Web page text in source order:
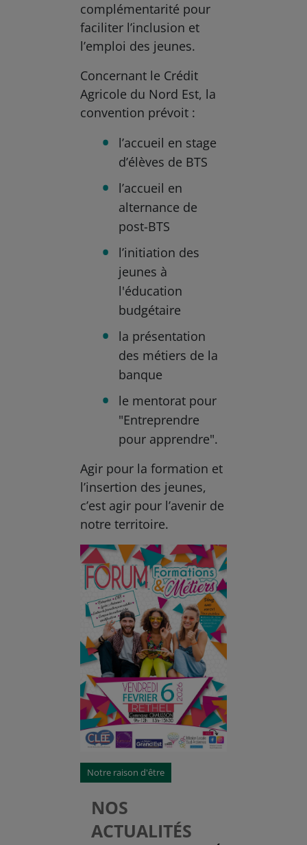
complémentarité pour
faciliter l’inclusion et
l’emploi des jeunes.
Concernant le Crédit
Agricole du Nord Est, la
convention prévoit :
l’accueil en stage
d’élèves de BTS
l’accueil en
alternance de
post-BTS
l’initiation des
jeunes à
l'éducation
budgétaire
la présentation
des métiers de la
banque
le mentorat pour
"Entreprendre
pour apprendre".
Agir pour la formation et
l’insertion des jeunes,
c’est agir pour l’avenir de
notre territoire.
Notre raison d'être
NOS
ACTUALITÉS